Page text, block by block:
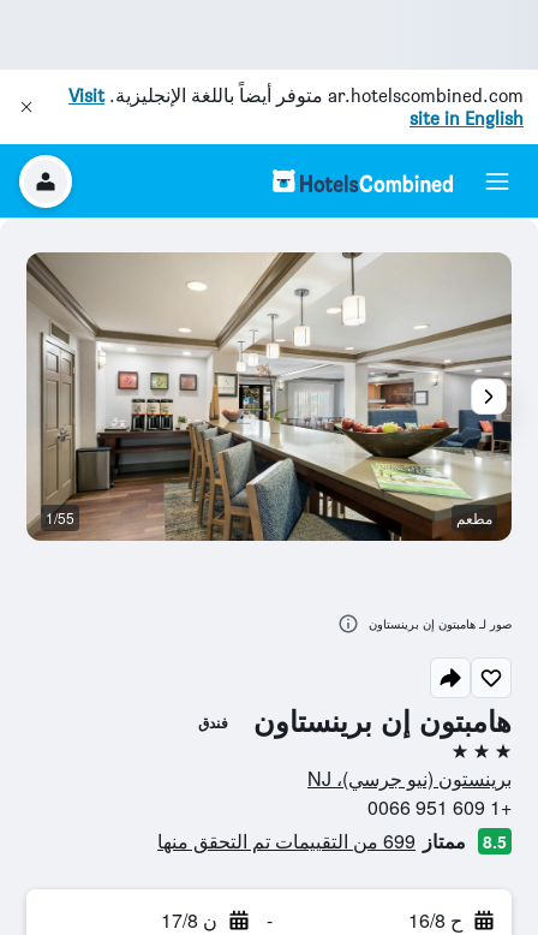
ar.hotelscombined.com متوفر أيضاً باللغة الإنجليزية.Visit
site in English
هامبتون إن برينستاون فندق
3 نجوم
برينستون (نيو جرسي)، NJ
+1 609 951 0066
8.5 ممتاز 699 من التقييمات تم التحقق منها
ح 16/8 - ن 17/8
مطعم 1/55
صور لـ هامبتون إن برينستاون